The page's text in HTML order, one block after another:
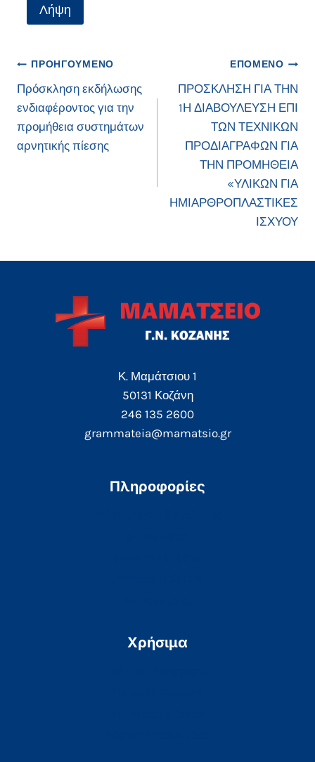
Λήψη
Πλοήγηση
άρθρων
ΠΡΟΗΓΟΎΜΕΝΟ
Πρόσκληση εκδήλωσης
ενδιαφέροντος για την
προμήθεια συστημάτων
αρνητικής πίεσης
ΕΠΌΜΕΝΟ
ΠΡΟΣΚΛΗΣΗ ΓΙΑ ΤΗΝ
1Η ΔΙΑΒΟΥΛΕΥΣΗ ΕΠΙ
ΤΩΝ ΤΕΧΝΙΚΩΝ
ΠΡΟΔΙΑΓΡΑΦΩΝ ΓΙΑ
ΤΗΝ ΠΡΟΜΗΘΕΙΑ
«ΥΛΙΚΩΝ ΓΙΑ
ΗΜΙΑΡΘΡΟΠΛΑΣΤΙΚΕΣ
ΙΣΧΥΟΥ
Κ. Μαμάτσιου 1
50131 Κοζάνη
246 135 2600
grammateia@mamatsio.gr
Πληροφορίες
Χρήσιμα